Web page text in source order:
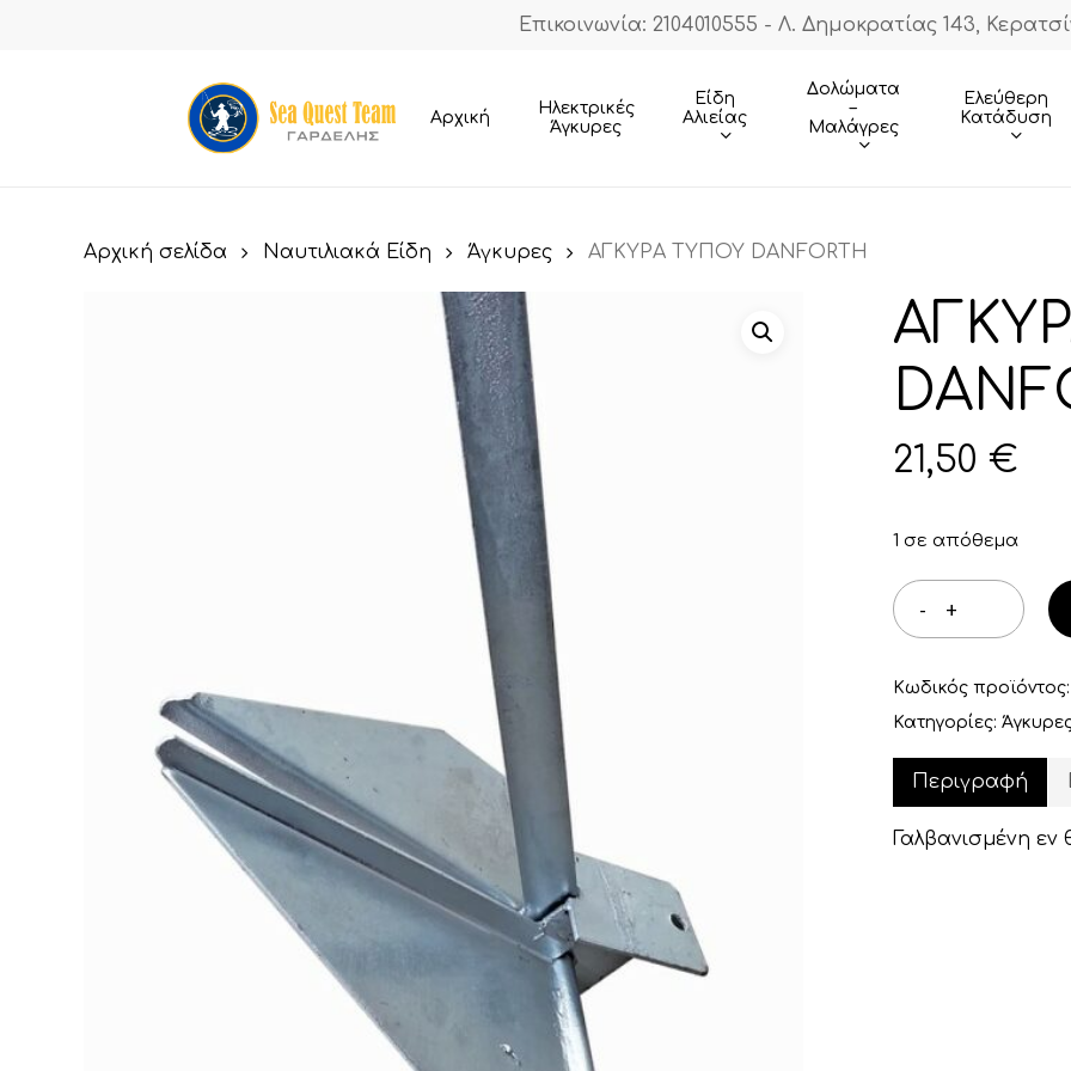
Επικοινωνία: 2104010555 - Λ. Δημοκρατίας 143,
Αρχική
Ηλεκτρικές
Άγκυρες
Είδη
Αλιείας
Δολώματα
–
Μαλάγρες
Ελεύθερη
Κατάδυση
Αρχική σελίδα Ναυτιλιακά Είδη Άγκυρες ΑΓΚΥΡΑ ΤΥΠΟΥ DANFORTH
21,50€
1 σε απόθεμα
Κωδικός
Κατηγορίες:
Περιγραφή
Γαλβανισμένη εν